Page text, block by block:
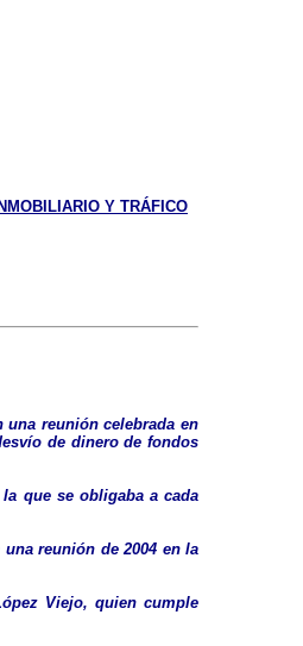
Y TRÁFICO
una reunión celebrada en
de dinero de fondos
que se obligaba a cada
reunión de 2004 en la
Viejo, quien cumple